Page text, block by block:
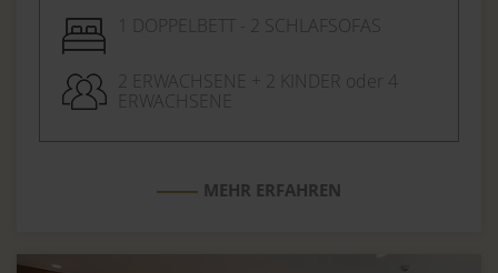
1 DOPPELBETT - 2 SCHLAFSOFAS
2 ERWACHSENE + 2 KINDER oder 4
ERWACHSENE
MEHR ERFAHREN